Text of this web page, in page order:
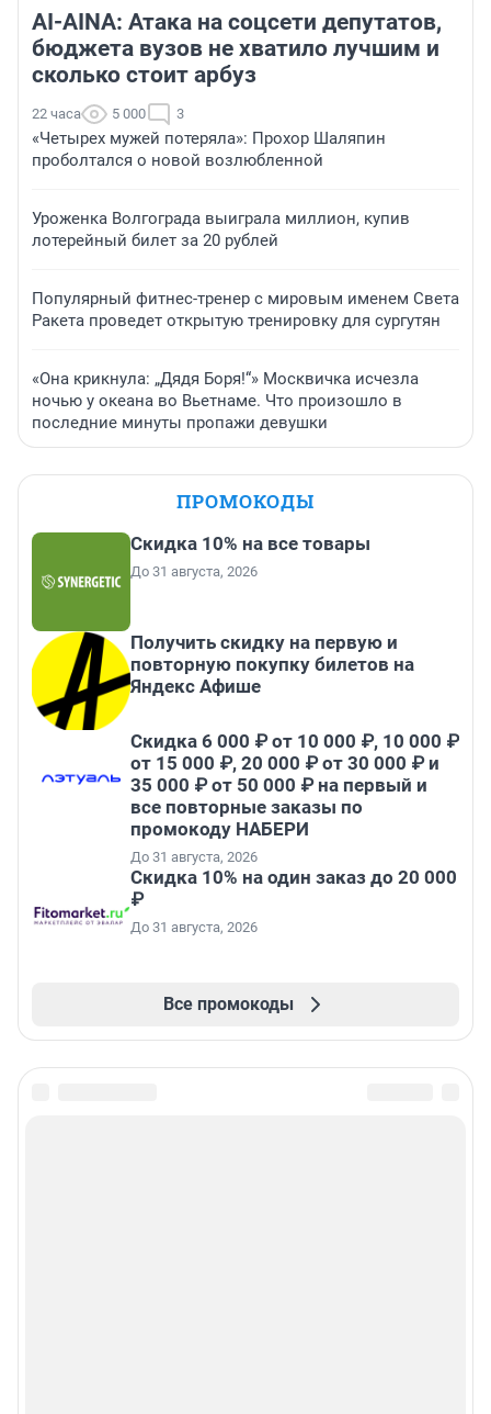
AI-AINA: Атака на соцсети депутатов,
бюджета вузов не хватило лучшим и
сколько стоит арбуз
22 часа 5 000 3
«Четырех мужей потеряла»: Прохор Шаляпин
проболтался о новой возлюбленной
Уроженка Волгограда выиграла миллион, купив
лотерейный билет за 20 рублей
Популярный фитнес-тренер с мировым именем Света
Ракета проведет открытую тренировку для сургутян
«Она крикнула: „Дядя Боря!“» Москвичка исчезла
ночью у океана во Вьетнаме. Что произошло в
последние минуты пропажи девушки
ПРОМОКОДЫ
Скидка 10% на все товары
До 31 августа, 2026
Получить скидку на первую и
повторную покупку билетов на
Яндекс Афише
Скидка 6 000 ₽ от 10 000 ₽, 10 000 ₽
от 15 000 ₽, 20 000 ₽ от 30 000 ₽ и
35 000 ₽ от 50 000 ₽ на первый и
все повторные заказы по
промокоду НАБЕРИ
До 31 августа, 2026
Скидка 10% на один заказ до 20 000
₽
До 31 августа, 2026
Все промокоды